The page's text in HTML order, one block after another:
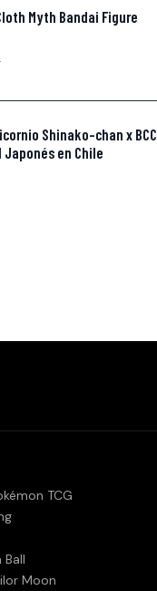
Myth Bandai Figure
Shinako-chan x BCC
Japonés en Chile
TCG
Ball
Moon